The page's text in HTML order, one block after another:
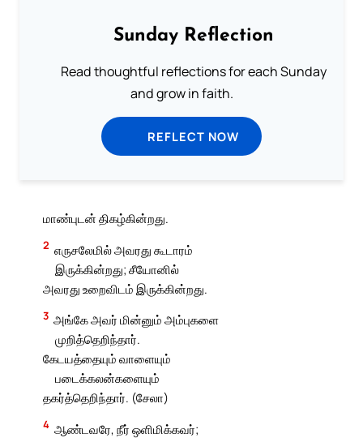
Sunday Reflection
Read thoughtful reflections for each Sunday
and grow in faith.
REFLECT NOW
மாண்புடன் திகழ்கின்றது.
2 எருசலேமில் அவரது கூடாரம்
இருக்கின்றது; சீயோனில்
அவரது உறைவிடம் இருக்கின்றது.
3 அங்கே அவர் மின்னும் அம்புகளை
முறித்தெறிந்தார்.
கேடயத்தையும் வாளையும்
படைக்கலன்களையும்
தகர்த்தெறிந்தார். (சேலா)
4 ஆண்டவரே, நீர் ஒளிமிக்கவர்;